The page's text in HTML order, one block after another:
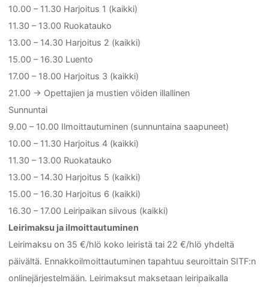
10.00 – 11.30 Harjoitus 1 (kaikki)
11.30 – 13.00 Ruokatauko
13.00 – 14.30 Harjoitus 2 (kaikki)
15.00 – 16.30 Luento
17.00 – 18.00 Harjoitus 3 (kaikki)
21.00 -> Opettajien ja mustien vöiden illallinen
Sunnuntai
9.00 – 10.00 Ilmoittautuminen (sunnuntaina saapuneet)
10.00 – 11.30 Harjoitus 4 (kaikki)
11.30 – 13.00 Ruokatauko
13.00 – 14.30 Harjoitus 5 (kaikki)
15.00 – 16.30 Harjoitus 6 (kaikki)
16.30 – 17.00 Leiripaikan siivous (kaikki)
Leirimaksu ja ilmoittautuminen
Leirimaksu on 35 €/hlö koko leiristä tai 22 €/hlö yhdeltä
päivältä. Ennakkoilmoittautuminen tapahtuu seuroittain SITF:n
onlinejärjestelmään. Leirimaksut maksetaan leiripaikalla